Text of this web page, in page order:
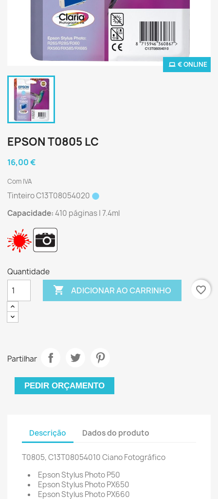
€ ONLINE
EPSON T0805 LC
16,00 €
Com IVA
Tinteiro C13T08054020
Capacidade:410 páginas | 7.4ml
Quantidade
 ADICIONAR AO CARRINHO favorite_border
Partilhar
PEDIR ORÇAMENTO
Descrição Dados do produto
T0805, C13T08054010 Ciano Fotográfico
Epson Stylus Photo P50
Epson Stylus Photo PX650
Epson Stylus Photo PX660